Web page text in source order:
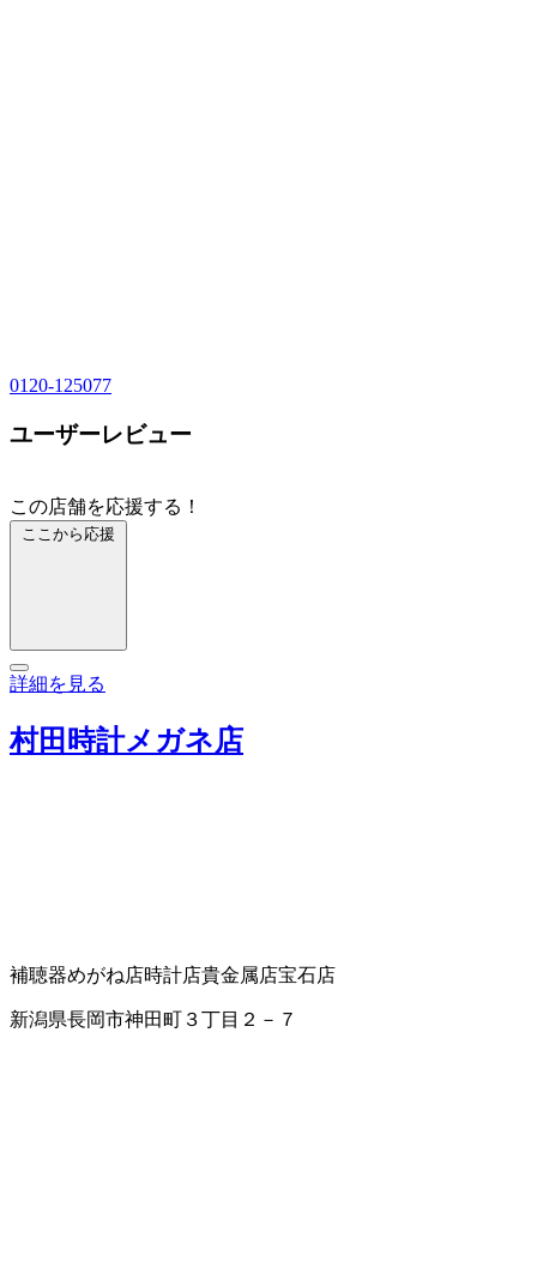
0120-125077
ユーザーレビュー
この店舗を応援する！
ここから応援
詳細を見る
村田時計メガネ店
補聴器めがね店時計店貴金属店宝石店
新潟県長岡市神田町３丁目２－７